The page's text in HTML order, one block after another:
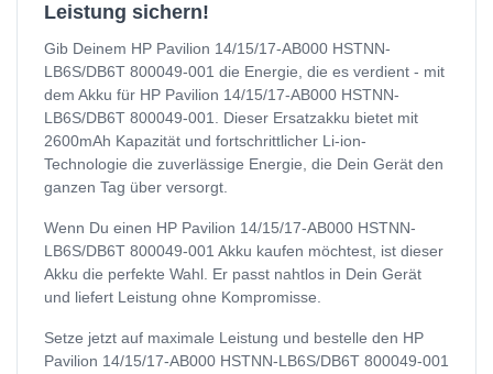
Leistung sichern!
Gib Deinem HP Pavilion 14/15/17-AB000 HSTNN-
LB6S/DB6T 800049-001 die Energie, die es verdient - mit
dem Akku für HP Pavilion 14/15/17-AB000 HSTNN-
LB6S/DB6T 800049-001. Dieser Ersatzakku bietet mit
2600mAh Kapazität und fortschrittlicher Li-ion-
Technologie die zuverlässige Energie, die Dein Gerät den
ganzen Tag über versorgt.
Wenn Du einen HP Pavilion 14/15/17-AB000 HSTNN-
LB6S/DB6T 800049-001 Akku kaufen möchtest, ist dieser
Akku die perfekte Wahl. Er passt nahtlos in Dein Gerät
und liefert Leistung ohne Kompromisse.
Setze jetzt auf maximale Leistung und bestelle den HP
Pavilion 14/15/17-AB000 HSTNN-LB6S/DB6T 800049-001